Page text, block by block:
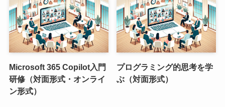
Microsoft 365 Copilot入門
研修（対面形式・オンライ
ン形式）
プログラミング的思考を学
ぶ（対面形式）